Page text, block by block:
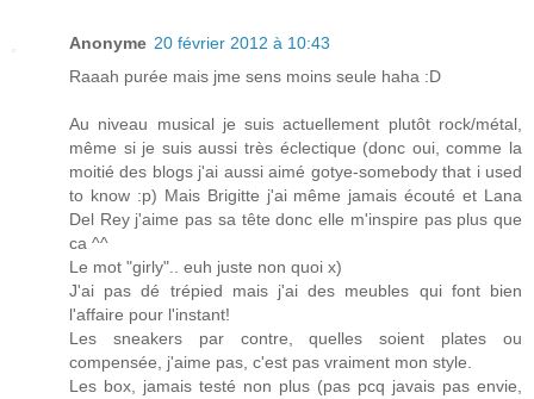
Anonyme 20 février 2012 à 10:43
Raaah purée mais jme sens moins seule haha :D
Au niveau musical je suis actuellement plutôt rock/métal,
même si je suis aussi très éclectique (donc oui, comme la
moitié des blogs j'ai aussi aimé gotye-somebody that i used
to know :p) Mais Brigitte j'ai même jamais écouté et Lana
Del Rey j'aime pas sa tête donc elle m'inspire pas plus que
ca ^^
Le mot "girly".. euh juste non quoi x)
J'ai pas dé trépied mais j'ai des meubles qui font bien
l'affaire pour l'instant!
Les sneakers par contre, quelles soient plates ou
compensée, j'aime pas, c'est pas vraiment mon style.
Les box, jamais testé non plus (pas pcq javais pas envie,